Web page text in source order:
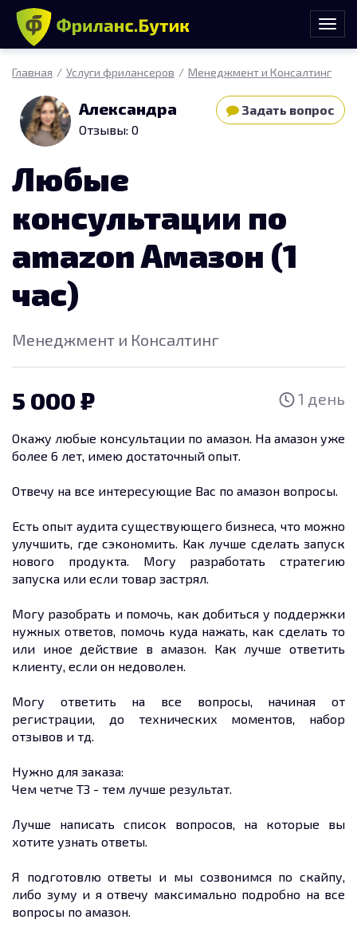
Главная Услуги фрилансеров Менеджмент и Консалтинг
Задать вопрос
Александра
Отзывы: 0
Любые
консультации по
amazon Амазон (1
час)
Менеджмент и Консалтинг
5 000 1 день
Окажу любые консультации по амазон. На амазон уже
более 6 лет, имею достаточный опыт.
Отвечу на все интересующие Вас по амазон вопросы.
Есть опыт аудита существующего бизнеса, что можно
улучшить, где сэкономить. Как лучше сделать запуск
нового продукта. Могу разработать стратегию
запуска или если товар застрял.
Могу разобрать и помочь, как добиться у поддержки
нужных ответов, помочь куда нажать, как сделать то
или иное действие в амазон. Как лучше ответить
клиенту, если он недоволен.
Могу ответить на все вопросы, начиная от
регистрации, до технических моментов, набор
отзывов и тд.
Нужно для заказа:
Чем четче ТЗ - тем лучше результат.
Лучше написать список вопросов, на которые вы
хотите узнать ответы.
Я подготовлю ответы и мы созвонимся по скайпу,
либо зуму и я отвечу максимально подробно на все
вопросы по амазон.